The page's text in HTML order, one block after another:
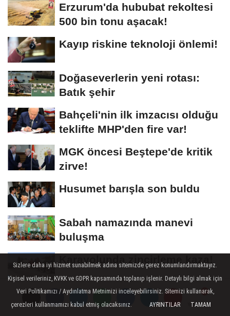
Yorumlar
Yorumlar
Erzurum'da hububat rekoltesi
500 bin tonu aşacak!
Kayıp riskine teknoloji önlemi!
Doğaseverlerin yeni rotası:
Batık şehir
Bahçeli'nin ilk imzacısı olduğu
teklifte MHP'den fire var!
MGK öncesi Beştepe'de kritik
zirve!
Husumet barışla son buldu
Sabah namazında manevi
buluşma
Karpuzda bereket sezonu
başladı!
Sizlere daha iyi hizmet sunabilmek adına sitemizde çerez konumlandırmaktayız.
Kişisel verileriniz, KVKK ve GDPR kapsamında toplanıp işlenir. Detaylı bilgi almak için
Veri Politikamızı / Aydınlatma Metnimizi inceleyebilirsiniz. Sitemizi kullanarak,
çerezleri kullanmamızı kabul etmiş olacaksınız.
AYRINTILAR TAMAM